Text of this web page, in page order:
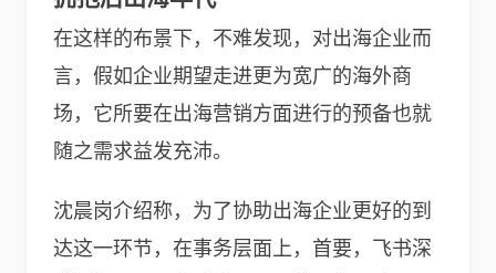
在这样的布景下，不难发现，对出海企业而
言，假如企业期望走进更为宽广的海外商
场，它所要在出海营销方面进行的预备也就
随之需求益发充沛。
沈晨岗介绍称，为了协助出海企业更好的到
达这一环节，在事务层面上，首要，飞书深